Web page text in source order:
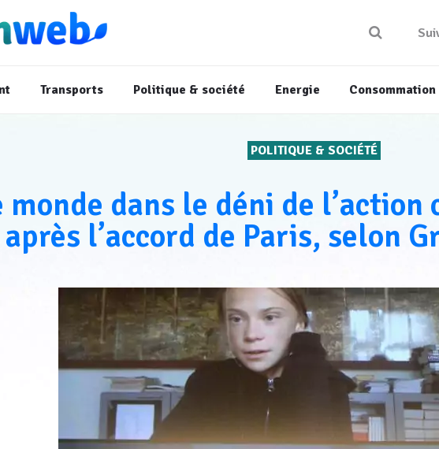
Transports Politique & société Energie Consommation
POLITIQUE & SOCIÉTÉ
monde dans le déni de
après l’accord de Paris, selon